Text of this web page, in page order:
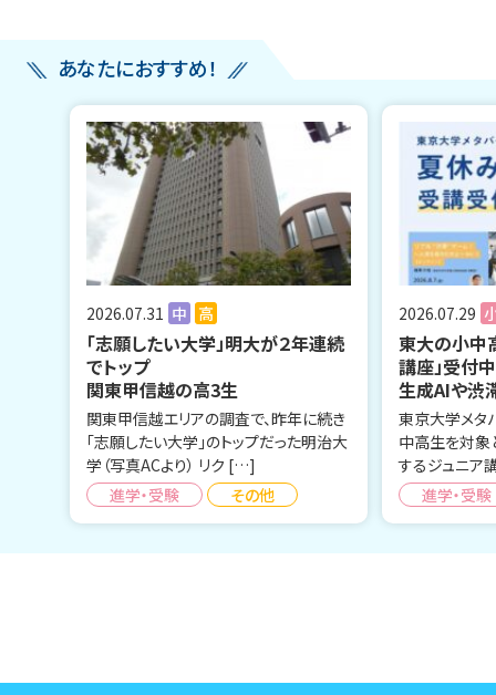
あなたにおすすめ！
2026.07.31 中 高
「志願したい大学」明大が２年連続
でトップ
関東甲信越の高3生
関東甲信越エリアの調査で、昨年に続き
「志願したい大学」のトップだった明治大
学（写真ACより） リク […]
進学・受験
その他
2026.07.29
東大の小中
講座」受付中
生成AIや渋
東京大学メタ
中高生を対象
するジュニ
進学・受験